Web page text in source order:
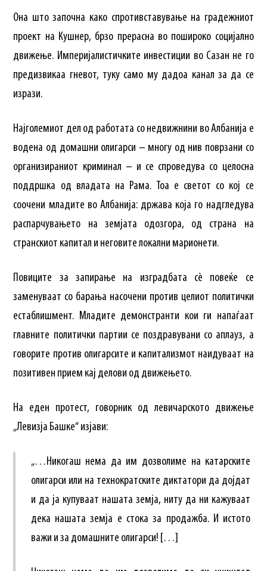
Она што започна како спротивставување на градежниот
проект на Кушнер, брзо прерасна во пошироко социјално
движење. Империјалистичките инвестиции во Сазан не го
предизвикаа гневот, туку само му дадоа канал за да се
изрази.
Најголемиот дел од работата со недвижнини во Албанија е
водена од домашни олигарси – многу од нив поврзани со
организираниот криминал – и се спроведува со целосна
поддршка од владата на Рама. Тоа е светот со кој се
соочени младите во Албанија: држава која го надгледува
распарчувањето на земјата одозгора, од страна на
странскиот капитал и неговите локални марионети.
Повиците за запирање на изградбата сè повеќе се
заменуваат со барања насочени против целиот политички
естаблишмент. Младите демонстранти кои ги напаѓаат
главните политички партии се поздравувани со аплауз, а
говорите против олигарсите и капитализмот наидуваат на
позитивен прием кај делови од движењето.
На еден протест, говорник од левичарското движење
„Левизја Башке“ изјави:
„…Никогаш нема да им дозволиме на катарските
олигарси или на технократските диктатори да дојдат
и да ја купуваат нашата земја, ниту да ни кажуваат
дека нашата земја е стока за продажба. И истото
важи и за домашните олигарси! […]